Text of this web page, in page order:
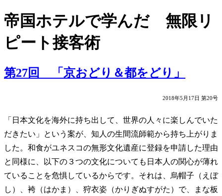
帝国ホテルで学んだ 無限リ
ピート接客術
第27回 「京おどり＆都をどり」
2018年5月17日 第20号
「日本文化を海外に持ち出して、世界の人々に楽しんでいた
だきたい」という案が、知人の生間流師範から持ち上がりま
した。和食がユネスコの無形文化遺産に登録を申請した理由
と同様に、以下の３つの文化についても日本人の関心が薄れ
ていることを危惧しているからです。それは、烏帽子（えぼ
し）、袴（はかま）、狩衣姿（かりぎぬすがた）で、まな板